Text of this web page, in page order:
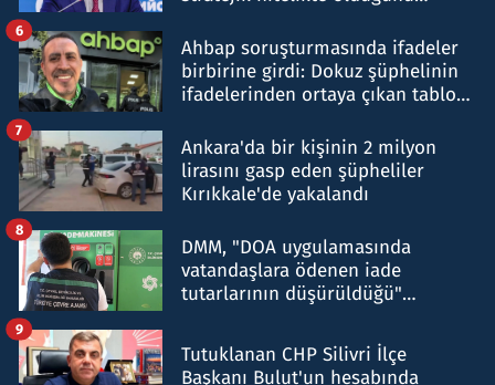
Ahbap soruşturmasında ifadeler
birbirine girdi: Dokuz şüphelinin
ifadelerinden ortaya çıkan tablo
6
Ankara'da bir kişinin 2 milyon
lirasını gasp eden şüpheliler
Kırıkkale'de yakalandı
7
DMM, "DOA uygulamasında
vatandaşlara ödenen iade
tutarlarının düşürüldüğü"
8
Tutuklanan CHP Silivri İlçe
Başkanı Bulut'un hesabında
9